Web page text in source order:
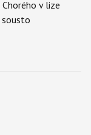
Chorého v lize
sousto